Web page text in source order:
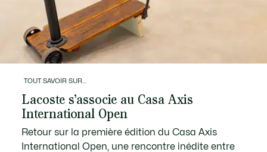
TOUT SAVOIR SUR...
Lacoste s’associe au Casa Axis
International Open
Retour sur la première édition du Casa Axis
International Open, une rencontre inédite entre